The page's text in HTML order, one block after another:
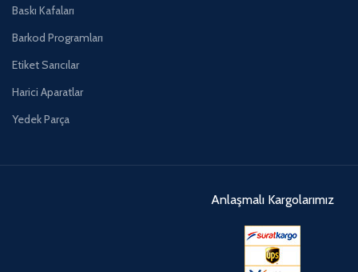
Baskı Kafaları
Barkod Programları
Etiket Sarıcılar
Harici Aparatlar
Yedek Parça
Anlaşmalı Kargolarımız